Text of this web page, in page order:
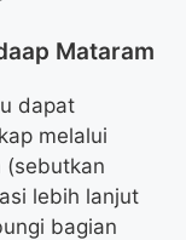
Mataram
dapat
melalui
(sebutkan
lebih lanjut
bagian